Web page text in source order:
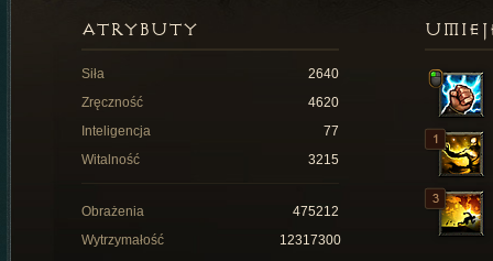
ATRYBUTY
Siła
2640
Zręczność
4620
Inteligencja
77
Witalność
3215
Obrażenia
475212
Wytrzymałość
12317300